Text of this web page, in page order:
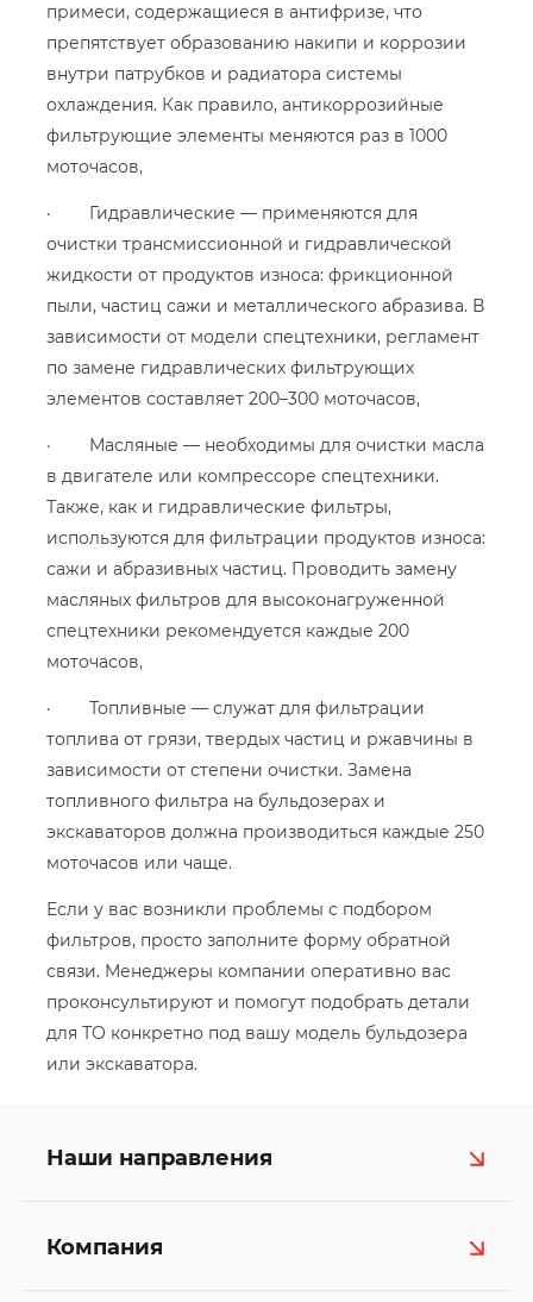
примеси, содержащиеся в антифризе, что
препятствует образованию накипи и коррозии
внутри патрубков и радиатора системы
охлаждения. Как правило, антикоррозийные
фильтрующие элементы меняются раз в 1000
моточасов,
· Гидравлические — применяются для
очистки трансмиссионной и гидравлической
жидкости от продуктов износа: фрикционной
пыли, частиц сажи и металлического абразива. В
зависимости от модели спецтехники, регламент
по замене гидравлических фильтрующих
элементов составляет 200–300 моточасов,
· Масляные — необходимы для очистки масла
в двигателе или компрессоре спецтехники.
Также, как и гидравлические фильтры,
используются для фильтрации продуктов износа:
сажи и абразивных частиц. Проводить замену
масляных фильтров для высоконагруженной
спецтехники рекомендуется каждые 200
моточасов,
· Топливные — служат для фильтрации
топлива от грязи, твердых частиц и ржавчины в
зависимости от степени очистки. Замена
топливного фильтра на бульдозерах и
экскаваторов должна производиться каждые 250
моточасов или чаще.
Если у вас возникли проблемы с подбором
фильтров, просто заполните форму обратной
связи. Менеджеры компании оперативно вас
проконсультируют и помогут подобрать детали
для ТО конкретно под вашу модель бульдозера
или экскаватора.
Наши направления
Компания